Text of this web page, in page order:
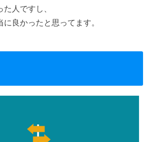
人ですし、
良かったと思ってます。